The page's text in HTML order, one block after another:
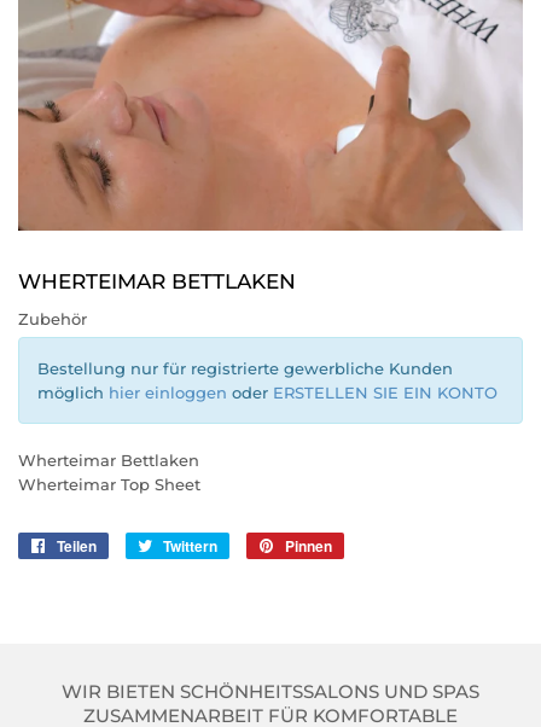
WHERTEIMAR BETTLAKEN
Zubehör
Bestellung nur für registrierte gewerbliche Kunden
möglich hier einloggen oder ERSTELLEN SIE EIN KONTO
Wherteimar Bettlaken
Wherteimar Top Sheet
Teilen Twittern Pinnen
WIR BIETEN SCHÖNHEITSSALONS UND SPAS
ZUSAMMENARBEIT FÜR KOMFORTABLE